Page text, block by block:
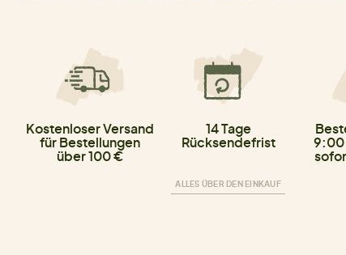
Kostenloser Versand
für Bestellungen
über 100 €
14 Tage
Rücksendefrist
ALLES ÜBER DEN EINKAUF
9:00